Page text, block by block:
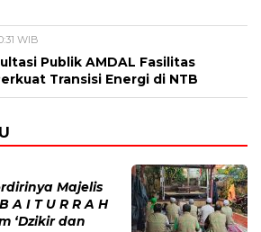
WIB
Publik AMDAL Fasilitas
Transisi Energi di NTB
Majelis
A I T U R R A H
‘Dzikir dan